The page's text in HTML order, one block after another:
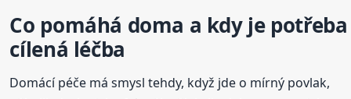
Co pomáhá doma a kdy je potřeba
cílená léčba
Domácí péče má smysl tehdy, když jde o mírný povlak,